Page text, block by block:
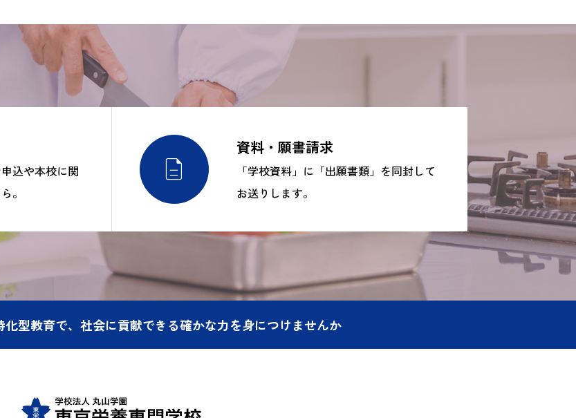
込や本校に関
。

資料・願書請求
「学校資料」に「出願書類」を同封して
お送りします。
化型教育で、社会に貢献できる確かな力を身につけませんか